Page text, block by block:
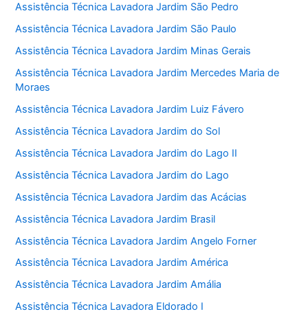
Assistência Técnica Lavadora Jardim São Pedro
Assistência Técnica Lavadora Jardim São Paulo
Assistência Técnica Lavadora Jardim Minas Gerais
Assistência Técnica Lavadora Jardim Mercedes Maria de
Moraes
Assistência Técnica Lavadora Jardim Luiz Fávero
Assistência Técnica Lavadora Jardim do Sol
Assistência Técnica Lavadora Jardim do Lago II
Assistência Técnica Lavadora Jardim do Lago
Assistência Técnica Lavadora Jardim das Acácias
Assistência Técnica Lavadora Jardim Brasil
Assistência Técnica Lavadora Jardim Angelo Forner
Assistência Técnica Lavadora Jardim América
Assistência Técnica Lavadora Jardim Amália
Assistência Técnica Lavadora Eldorado I